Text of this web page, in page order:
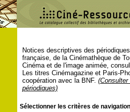
Notices descriptives des
française, de la Cinémathèque de
Cinéma et de l'image animée,
Les titres Cinémagazine et Paris-
coopération avec la BNF.
périodiques)
Sélectionner les critères de